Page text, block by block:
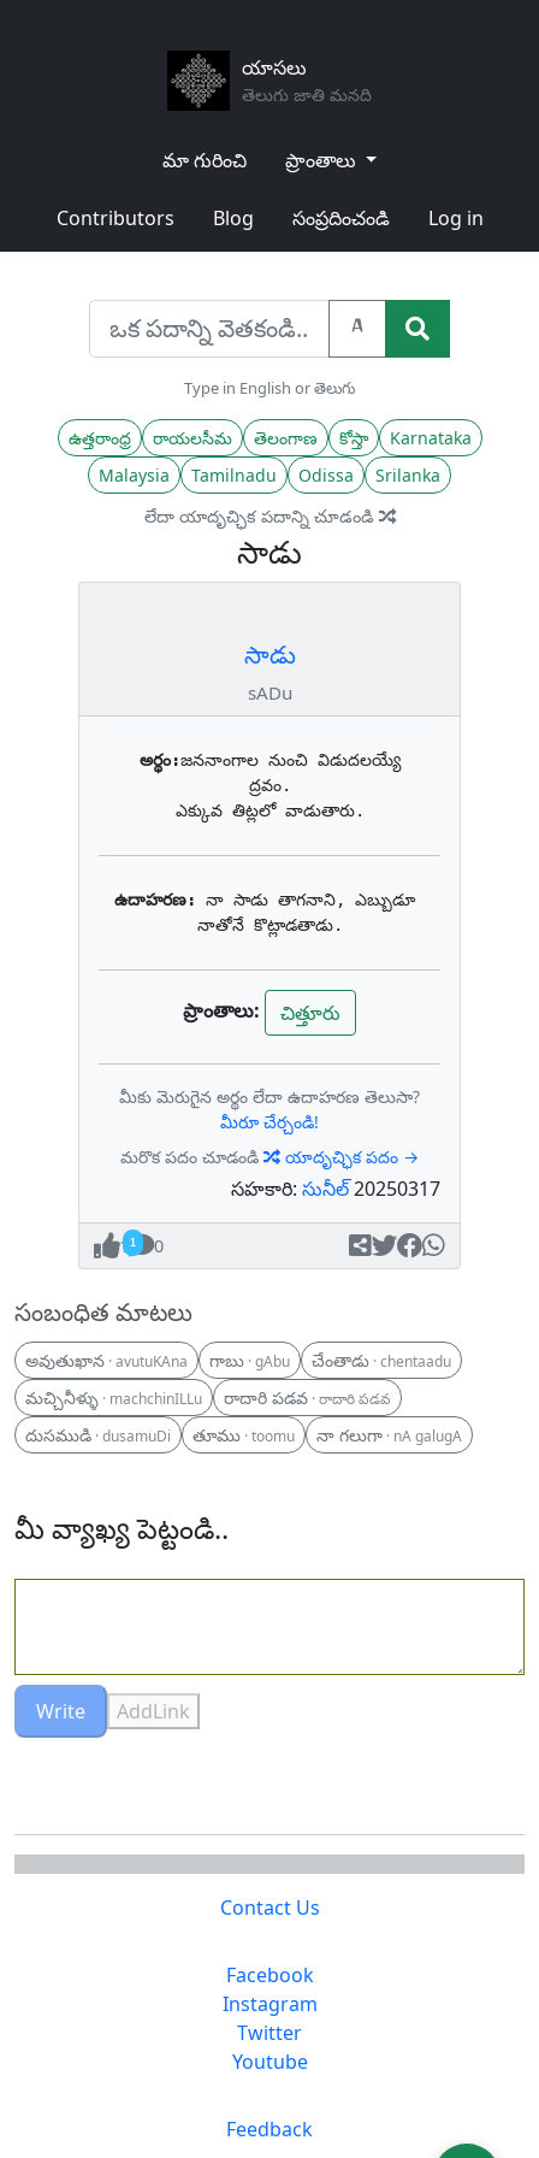
యాసలు
తెలుగు జాతి మనది
మా గురించి ప్రాంతాలు
Contributors Blog సంప్రదించండి Log in
A
Type in English or తెలుగు
ఉత్తరాంధ్ర రాయలసీమ తెలంగాణ కోస్తా
Karnataka
Malaysia
Tamilnadu Odissa
Srilanka
లేదా యాదృచ్ఛిక పదాన్ని చూడండి
సాడు
సాడు
sADu
అర్థం:జననాంగాల నుంచి విడుదలయ్యే
ద్రవం.
ఎక్కువ తిట్లలో వాడుతారు.
ఉదాహరణ: నా సాడు తాగనాని, ఎబ్బుడూ
నాతోనే కొట్లాడతాడు.
ప్రాంతాలు: చిత్తూరు
మీకు మెరుగైన అర్థం లేదా ఉదాహరణ తెలుసా?
మీరూ చేర్చండి!
మరొక పదం చూడండి
యాదృచ్ఛిక పదం →
సహకారి: సునీల్20250317
1 0
సంబంధిత మాటలు
అవుతుఖాన · avutuKAna గాబు · gAbu చేంతాడు · chentaadu
మచ్చినీళ్ళు · machchinILLu రాదారి పడవ · రాదారి పడవ
దుసముడి · dusamuDi తూము · toomu నా గలుగా · nA galugA
మీ వ్యాఖ్య పెట్టండి..
Write AddLink
Contact Us
Facebook
Instagram
Twitter
Youtube
Feedback